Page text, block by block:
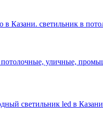
Казани. светильник в
потолочные, уличные,
светильник led в